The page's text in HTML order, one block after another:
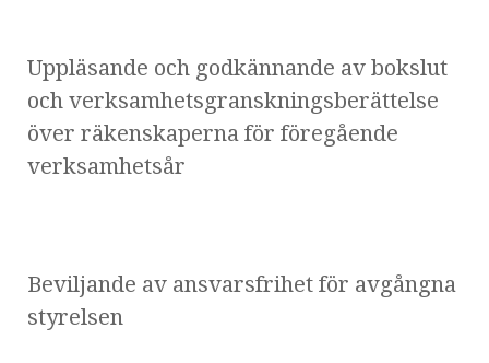
Uppläsande och godkännande av bokslut
och verksamhetsgranskningsberättelse
över räkenskaperna för föregående
verksamhetsår
Beviljande av ansvarsfrihet för avgångna
styrelsen